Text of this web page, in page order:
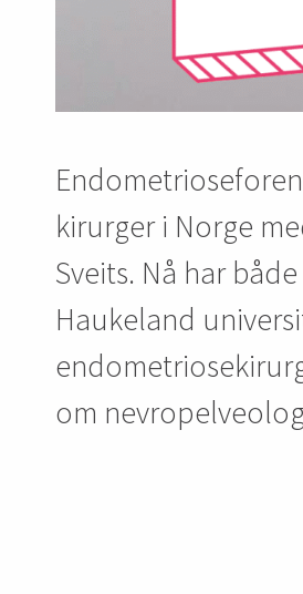
kirurger i Norge
Sveits. Nå har
Haukeland
om